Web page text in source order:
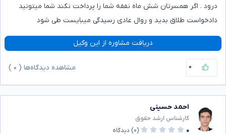
درود . اگر همسرتان شش ماه نفقه شما را پرداخت نکند شما میتونید
دادخواست طلاق بدید و روال عادی رسیدگی میبایست طی شود
دریافت مشاوره از این وکیل
۰ مشاهده دیدگاه‌ها ( ۰
احمد حسینی
کارشناس ارشد حقوق
۰
(۰) دیدگاه